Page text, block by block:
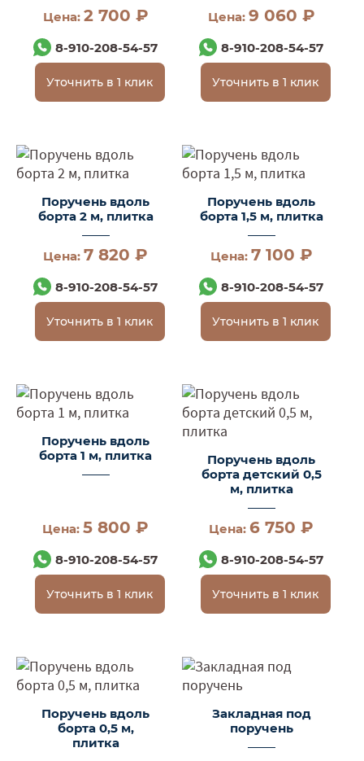
Цена: 2 700 ₽
8-910-208-54-57
Уточнить в 1 клик
Цена: 9 060 ₽
8-910-208-54-57
Уточнить в 1 клик
Поручень вдоль
борта 2 м, плитка
Цена:7 820 ₽
8-910-208-54-57
Уточнить в 1 клик
Поручень вдоль
борта 1,5 м, плитка
Цена: 7 100 ₽
8-910-208-54-57
Уточнить в 1 клик
Поручень вдоль
борта 1 м, плитка
Цена:5 800 ₽
8-910-208-54-57
Уточнить в 1 клик
Поручень вдоль
борта детский 0,5
м, плитка
Цена:6 750 ₽
8-910-208-54-57
Уточнить в 1 клик
Поручень вдоль
борта 0,5 м,
плитка
Закладная под
поручень